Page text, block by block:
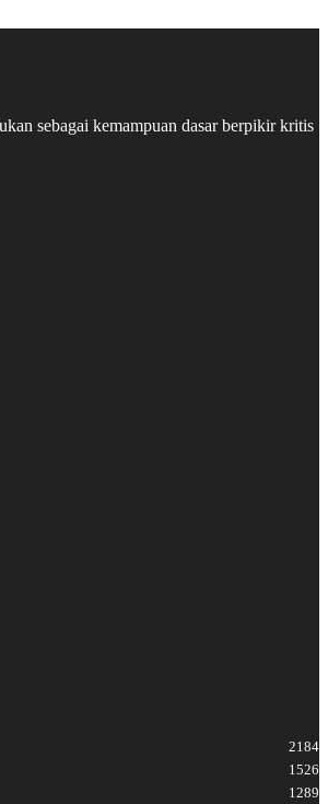
sebagai kemampuan dasar berpikir kritis
2184
1526
1289